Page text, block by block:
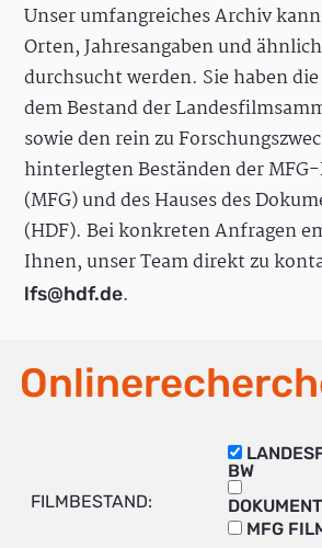
Unser umfangreiches Archiv
Orten, Jahresangaben und
durchsucht werden. Sie haben
dem Bestand der
sowie den rein zu
hinterlegten Beständen der
(MFG) und des Hauses des
(HDF). Bei konkreten Anfragen
Ihnen, unser Team direkt zu
lfs@hdf.de.
FILMBESTAND:
BW
MFG